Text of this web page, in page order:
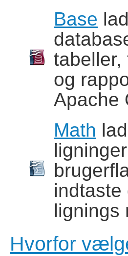
Base
tabeller,
og
Apache
Math
indtaste
lignings
Hvorfor